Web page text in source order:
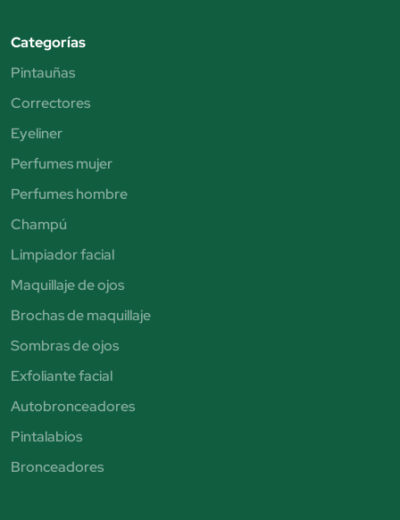
Categorías
Pintauñas
Correctores
Eyeliner
Perfumes mujer
Perfumes hombre
Champú
Limpiador facial
Maquillaje de ojos
Brochas de maquillaje
Sombras de ojos
Exfoliante facial
Autobronceadores
Pintalabios
Bronceadores